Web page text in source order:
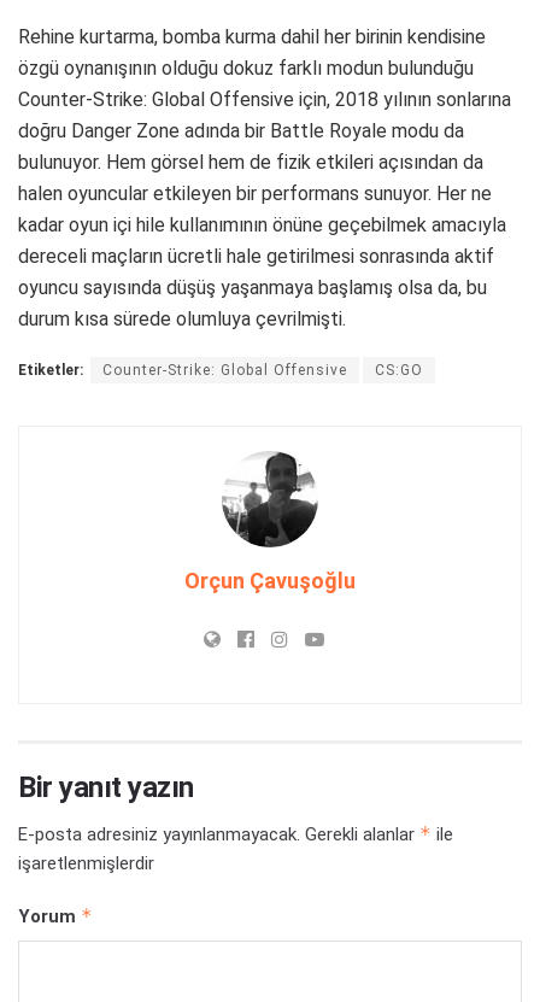
Rehine kurtarma, bomba kurma dahil her birinin kendisine
özgü oynanışının olduğu dokuz farklı modun bulunduğu
Counter-Strike: Global Offensive için, 2018 yılının sonlarına
doğru Danger Zone adında bir Battle Royale modu da
bulunuyor. Hem görsel hem de fizik etkileri açısından da
halen oyuncular etkileyen bir performans sunuyor. Her ne
kadar oyun içi hile kullanımının önüne geçebilmek amacıyla
dereceli maçların ücretli hale getirilmesi sonrasında aktif
oyuncu sayısında düşüş yaşanmaya başlamış olsa da, bu
durum kısa sürede olumluya çevrilmişti.
Etiketler: Counter-Strike: Global Offensive CS:GO
Orçun Çavuşoğlu
Bir yanıt yazın
E-posta adresiniz yayınlanmayacak. Gerekli alanlar * ile
işaretlenmişlerdir
Yorum *